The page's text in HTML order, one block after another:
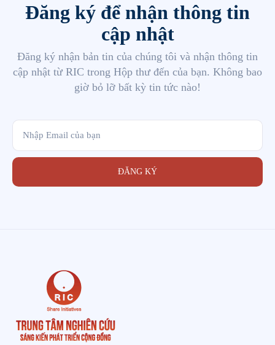
Đăng ký để nhận thông tin
cập nhật
Đăng ký nhận bản tin của chúng tôi và nhận thông tin
cập nhật từ RIC trong Hộp thư đến của bạn. Không bao
giờ bỏ lỡ bất kỳ tin tức nào!
ĐĂNG KÝ